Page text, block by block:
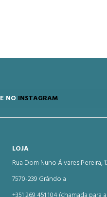
E NO INSTAGRAM
LOJA
Rua Dom Nuno Álvares Pereira,
7570-239 Grândola